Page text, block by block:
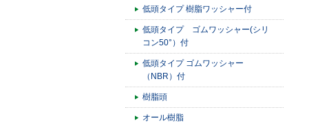
低頭タイプ 樹脂ワッシャー付
低頭タイプ ゴムワッシャー(シリ
コン50°）付
低頭タイプ ゴムワッシャー
（NBR）付
樹脂頭
オール樹脂